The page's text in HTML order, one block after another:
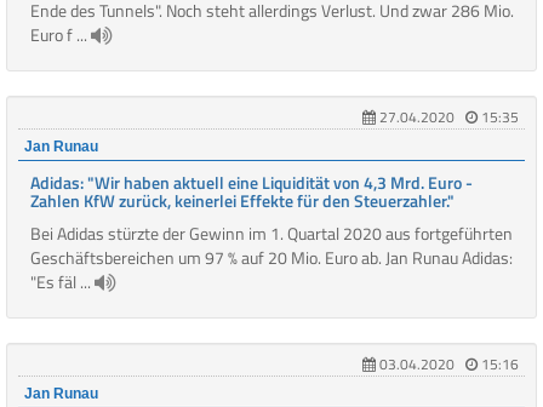
Ende des Tunnels". Noch steht allerdings Verlust. Und zwar 286 Mio.
Euro f ...
27.04.2020 15:35
Jan Runau
Adidas: "Wir haben aktuell eine Liquidität von 4,3 Mrd. Euro -
Zahlen KfW zurück, keinerlei Effekte für den Steuerzahler."
Bei Adidas stürzte der Gewinn im 1. Quartal 2020 aus fortgeführten
Geschäftsbereichen um 97 % auf 20 Mio. Euro ab. Jan Runau Adidas:
"Es fäl ...
03.04.2020 15:16
Jan Runau